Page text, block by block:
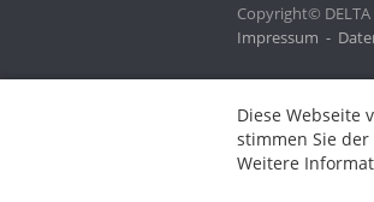
Copyright© DELTA
Impressum -
Diese Webseite
stimmen Sie der
Weitere
Diese Webseite verwendet Cookies, um
stimmen Sie der Nutzung von Cookies zu.
Impressum-